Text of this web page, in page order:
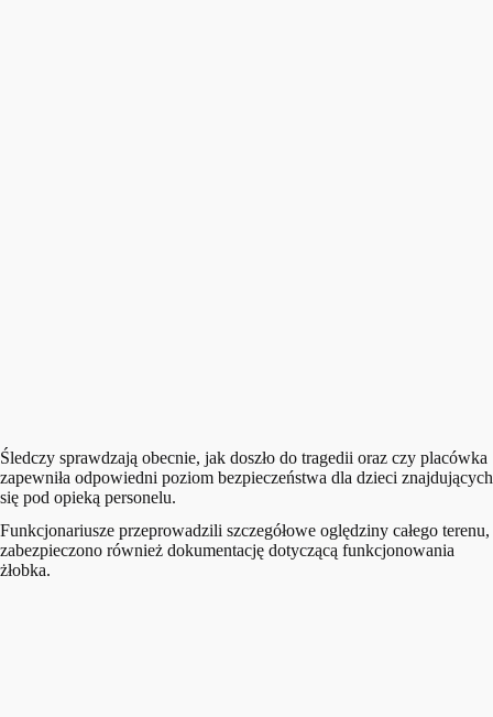
Śledczy sprawdzają obecnie, jak doszło do tragedii oraz czy placówka
zapewniła odpowiedni poziom bezpieczeństwa dla dzieci znajdujących
się pod opieką personelu.
Funkcjonariusze przeprowadzili szczegółowe oględziny całego terenu,
zabezpieczono również dokumentację dotyczącą funkcjonowania
żłobka.